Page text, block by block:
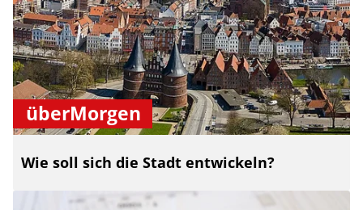
überMorgen
Wie soll sich die Stadt entwickeln?